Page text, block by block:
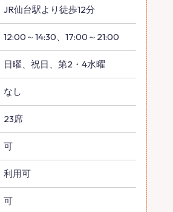
JR仙台駅より徒歩12分
12:00～14:30、17:00～21:00
日曜、祝日、第2・4水曜
なし
23席
可
利用可
可